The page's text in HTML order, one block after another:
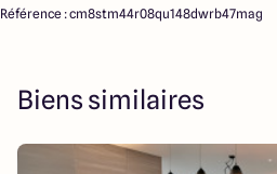
Référence : cm8stm44r08qu148dwrb47mag
Biens similaires